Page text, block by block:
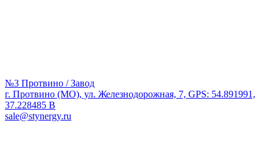
№3 Протвино / Завод
г. Протвино (МО), ул. Железнодорожная, 7, GPS: 54.891991,
37.228485 В
sale@stynergy.ru